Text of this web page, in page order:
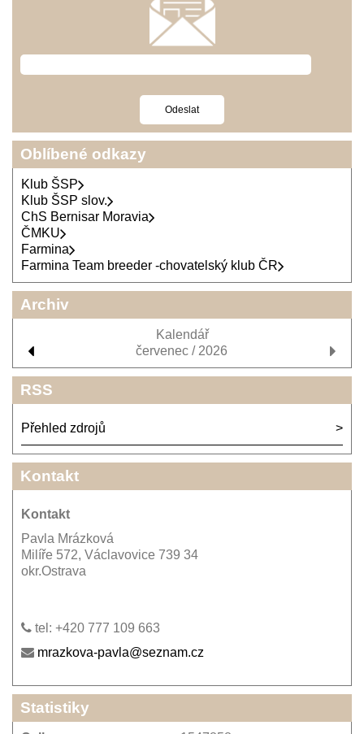
Oblíbené odkazy
Klub ŠSP
Klub ŠSP slov.
ChS Bernisar Moravia
ČMKU
Farmina
Farmina Team breeder -chovatelský klub ČR
Archiv
Kalendář
červenec / 2026
RSS
Přehled zdrojů
Kontakt
Kontakt
Pavla Mrázková
Milíře 572, Václavovice 739 34
okr.Ostrava
tel: +420 777 109 663
mrazkova-pavla@seznam.cz
Statistiky